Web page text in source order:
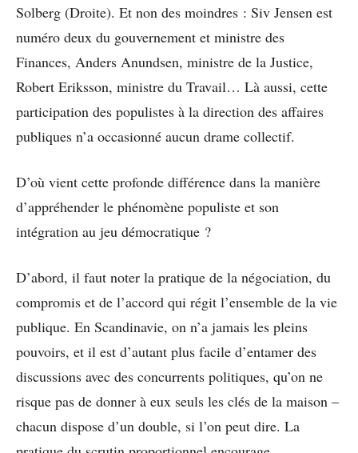
Solberg (Droite). Et non des moindres : Siv Jensen est
numéro deux du gouvernement et ministre des
Finances, Anders Anundsen, ministre de la Justice,
Robert Eriksson, ministre du Travail… Là aussi, cette
participation des populistes à la direction des affaires
publiques n’a occasionné aucun drame collectif.
D’où vient cette profonde différence dans la manière
d’appréhender le phénomène populiste et son
intégration au jeu démocratique ?
D’abord, il faut noter la pratique de la négociation, du
compromis et de l’accord qui régit l’ensemble de la vie
publique. En Scandinavie, on n’a jamais les pleins
pouvoirs, et il est d’autant plus facile d’entamer des
discussions avec des concurrents politiques, qu’on ne
risque pas de donner à eux seuls les clés de la maison –
chacun dispose d’un double, si l’on peut dire. La